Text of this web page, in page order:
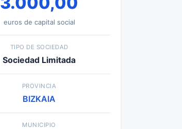
euros de capital social
TIPO DE SOCIEDAD
Sociedad Limitada
PROVINCIA
BIZKAIA
MUNICIPIO